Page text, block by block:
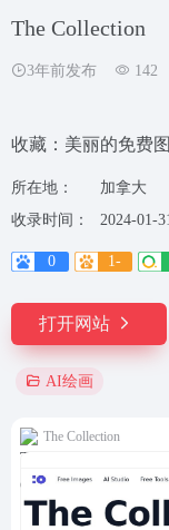
The Collection
3年前发布 142
收藏：美丽的免费
所在地：
加拿大
收录时间：
2024-01-
0 1-
打开网站
AI绘画
The Collection